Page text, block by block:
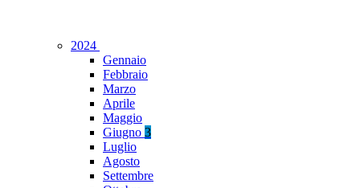
2024
Gennaio
Febbraio
Marzo
Aprile
Maggio
Giugno 3
Luglio
Agosto
Settembre